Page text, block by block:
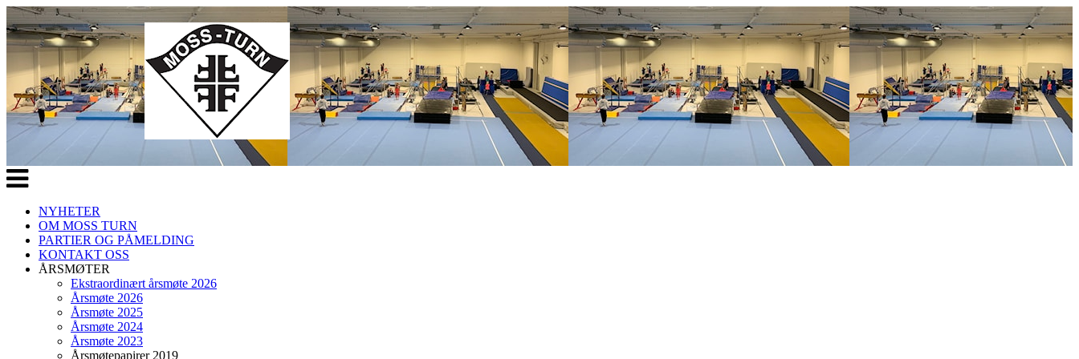
Veksle
navigasjon
NYHETER
OM MOSS TURN
PARTIER OG PÅMELDING
KONTAKT OSS
ÅRSMØTER
Ekstraordinært årsmøte 2026
Årsmøte 2026
Årsmøte 2025
Årsmøte 2024
Årsmøte 2023
Årsmøtepapirer 2019